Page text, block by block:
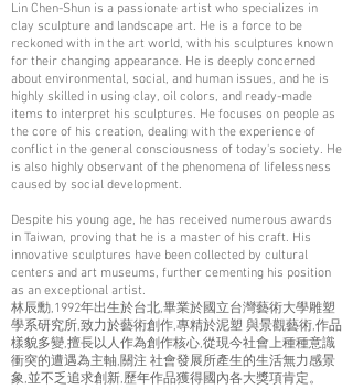
Lin Chen-Shun is a passionate artist who specializes in
clay sculpture and landscape art. He is a force to be
reckoned with in the art world, with his sculptures known
for their changing appearance. He is deeply concerned
about environmental, social, and human issues, and he is
highly skilled in using clay, oil colors, and ready-made
items to interpret his sculptures. He focuses on people as
the core of his creation, dealing with the experience of
conflict in the general consciousness of today's society. He
is also highly observant of the phenomena of lifelessness
caused by social development.
Despite his young age, he has received numerous awards
in Taiwan, proving that he is a master of his craft. His
innovative sculptures have been collected by cultural
centers and art museums, further cementing his position
as an exceptional artist.
林辰勳,1992年出生於台北,畢業於國立台灣藝術大學雕塑
學系研究所,致力於藝術創作,專精於泥塑 與景觀藝術,作品
樣貌多變,擅長以人作為創作核心,從現今社會上種種意識
衝突的遭遇為主軸,關注 社會發展所產生的生活無力感景
象,並不乏追求創新,歷年作品獲得國內各大獎項肯定。